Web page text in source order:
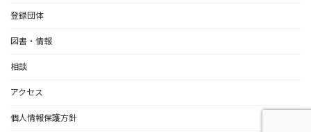
登録団体
図書・情報
相談
アクセス
個人情報保護方針